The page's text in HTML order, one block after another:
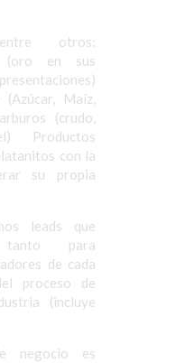
entre otros:
(oro en sus
Maíz,
(crudo,
Productos
con la
su propia
leads que
para
de cada
proceso de
(incluye
negocio es